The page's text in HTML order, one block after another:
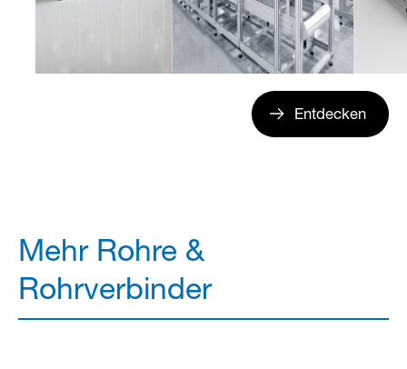
Entdecken
Mehr Rohre &
Rohrverbinder